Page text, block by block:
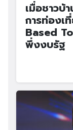
เมื่อชาวบ้
การท่องเ
Based
พึ่งงบรัฐ